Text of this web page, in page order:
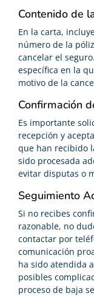
Contenido de
En la carta,
número de la
cancelar el
específica en la
motivo de la
Confirmación
Es importante
recepción y
que han recibido
sido procesada
evitar disputas o
Seguimiento
Si no recibes
razonable, no
contactar por
comunicación
ha sido atendida
posibles
proceso de baja